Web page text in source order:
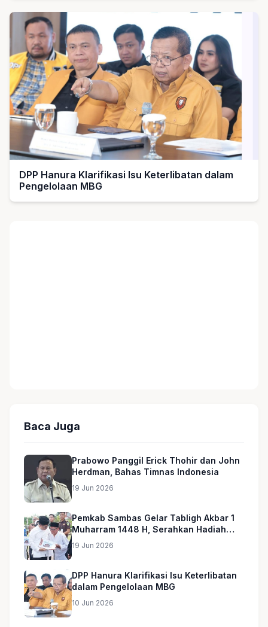
DPP Hanura Klarifikasi Isu Keterlibatan dalam
Pengelolaan MBG
Baca Juga
Prabowo Panggil Erick Thohir dan John
Herdman, Bahas Timnas Indonesia
19 Jun 2026
Pemkab Sambas Gelar Tabligh Akbar 1
Muharram 1448 H, Serahkan Hadiah
Umroh untuk Guru Ngaji dan Imam
19 Jun 2026
DPP Hanura Klarifikasi Isu Keterlibatan
dalam Pengelolaan MBG
10 Jun 2026